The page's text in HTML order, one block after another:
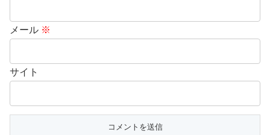
メール ※
サイト